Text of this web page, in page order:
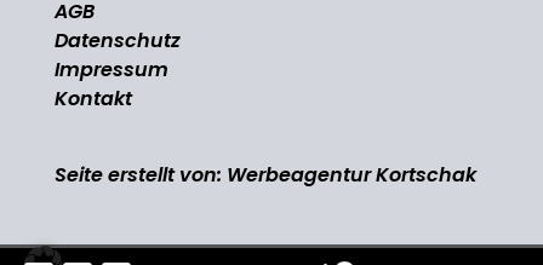
AGB
Datenschutz
Impressum
Kontakt
Seite erstellt von: Werbeagentur Kortschak